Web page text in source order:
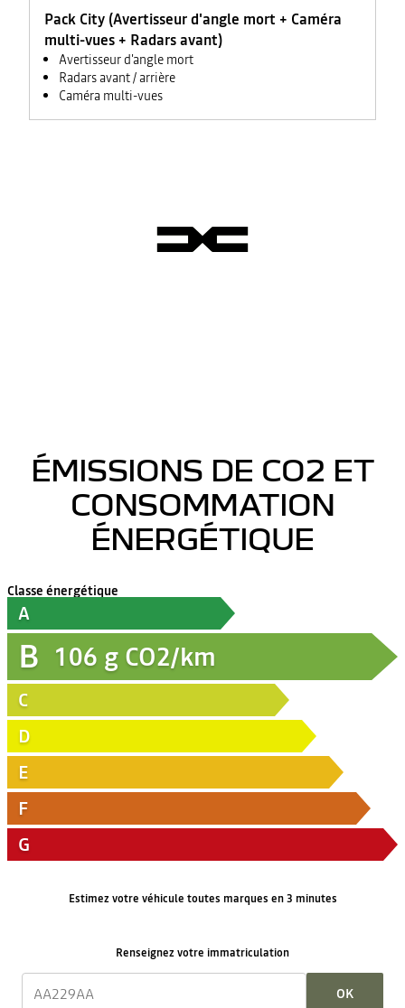
Pack City (Avertisseur d'angle mort + Caméra
multi-vues + Radars avant)
Avertisseur d'angle mort
Radars avant / arrière
Caméra multi-vues
ÉMISSIONS DE CO2 ET
CONSOMMATION
ÉNERGÉTIQUE
Classe énergétique
A
B 106 g CO2/km
C
D
E
F
G
Estimez votre véhicule toutes marques en 3 minutes
Renseignez votre immatriculation
OK